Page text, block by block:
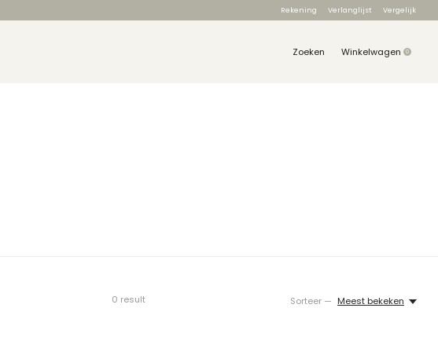
Rekening Verlanglijst Vergelijk
Zoeken Winkelwagen 0items
0 result Sorteer — Meest bekeken